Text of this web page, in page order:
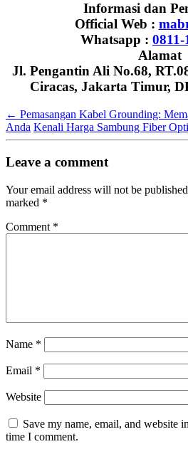
Informasi dan
Official Web :
Whatsapp : 0811-
Alamat
Jl. Pengantin Ali No.68,
Ciracas, Jakarta Timur,
← Pemasangan Kabel Grounding:
Anda Kenali Harga Sambung Fiber
Leave a comment
Your email address will not be
marked *
Comment *
Name *
Email *
Website
Save my name, email, and website
time I comment.